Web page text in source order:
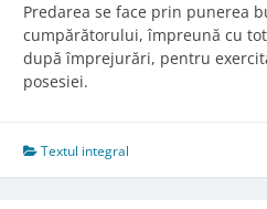
Predarea se face prin punerea
cumpărătorului, împreună cu tot
după împrejurări, pentru
posesiei.
Textul integral